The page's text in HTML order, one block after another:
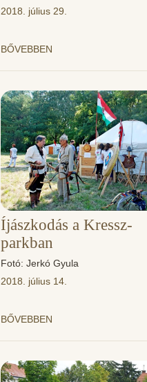
2018. július 29.
BŐVEBBEN
Íjászkodás a Kressz-
parkban
Fotó: Jerkó Gyula
2018. július 14.
BŐVEBBEN